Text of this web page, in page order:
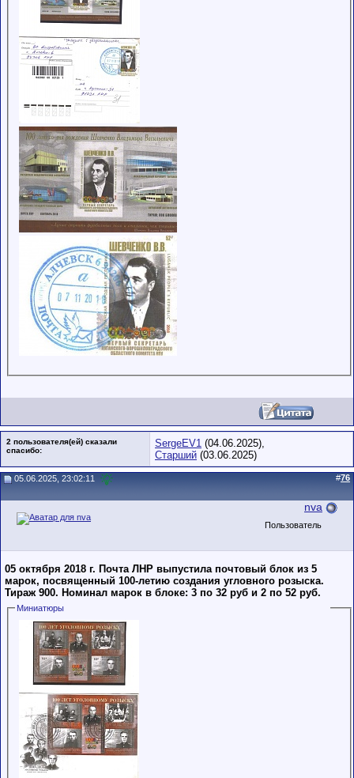
2 пользователя(ей) сказали
cпасибо:
SergeEV1 (04.06.2025),
Старший (03.06.2025)
05.06.2025, 23:02:11 #76
nva
Пользователь
05 октября 2018 г. Почта ЛНР выпустила почтовый блок из 5
марок, посвященный 100-летию создания угловного розыска.
Тираж 900. Номинал марок в блоке: 3 по 32 руб и 2 по 52 руб.
Миниатюры